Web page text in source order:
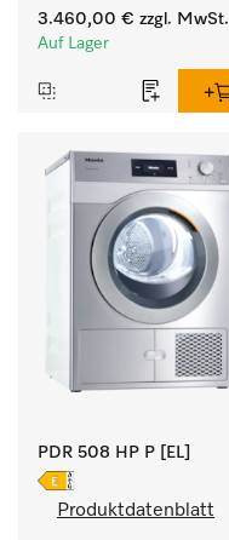
Füllgewicht 8 kg.
3.460,00 € zzgl. MwSt.
Auf Lager
PDR 508 HP P [EL]
Produktdatenblatt